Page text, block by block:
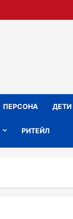
ПЕРСОНА ДЕТИ
РИТЕЙЛ